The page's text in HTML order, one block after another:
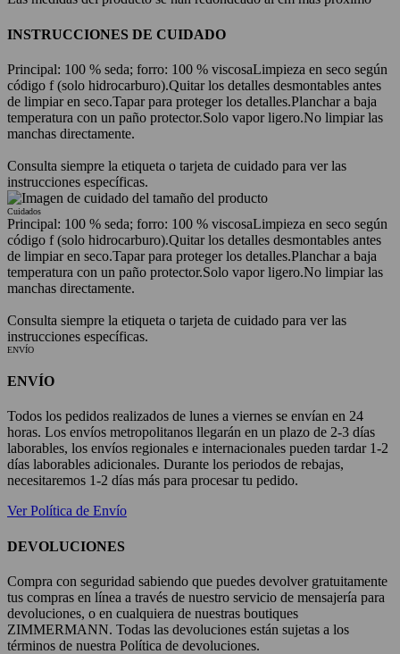
INSTRUCCIONES DE CUIDADO
Principal: 100 % seda; forro: 100 % viscosaLimpieza en seco según
código f (solo hidrocarburo).Quitar los detalles desmontables antes
de limpiar en seco.Tapar para proteger los detalles.Planchar a baja
temperatura con un paño protector.Solo vapor ligero.No limpiar las
manchas directamente.
Consulta siempre la etiqueta o tarjeta de cuidado para ver las
instrucciones específicas.
Cuidados
Principal: 100 % seda; forro: 100 % viscosaLimpieza en seco según
código f (solo hidrocarburo).Quitar los detalles desmontables antes
de limpiar en seco.Tapar para proteger los detalles.Planchar a baja
temperatura con un paño protector.Solo vapor ligero.No limpiar las
manchas directamente.
Consulta siempre la etiqueta o tarjeta de cuidado para ver las
instrucciones específicas.
ENVÍO
ENVÍO
Todos los pedidos realizados de lunes a viernes se envían en 24
horas. Los envíos metropolitanos llegarán en un plazo de 2-3 días
laborables, los envíos regionales e internacionales pueden tardar 1-2
días laborables adicionales. Durante los periodos de rebajas,
necesitaremos 1-2 días más para procesar tu pedido.
Ver Política de Envío
DEVOLUCIONES
Compra con seguridad sabiendo que puedes devolver gratuitamente
tus compras en línea a través de nuestro servicio de mensajería para
devoluciones, o en cualquiera de nuestras boutiques
ZIMMERMANN. Todas las devoluciones están sujetas a los
términos de nuestra Política de devoluciones.